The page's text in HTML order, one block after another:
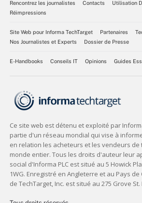
Rencontrez les journalistes
Contacts
Utilisation
Réimpressions
Site Web pour Informa TechTarget Partenaires
Nos Journalistes et Experts
Dossier de Presse
E-Handbooks Conseils IT Opinions Guides